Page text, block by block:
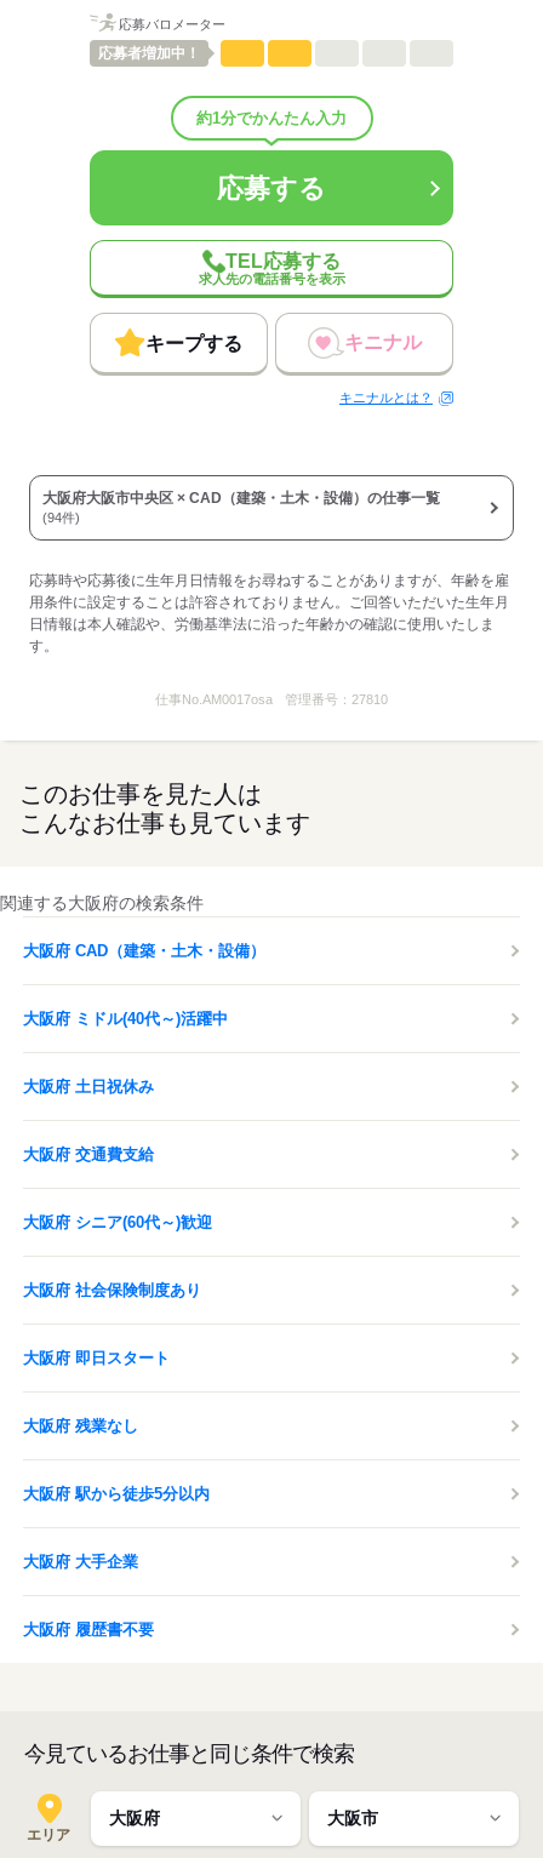
平均年齢40歳
建築・土木・不動産関連
応募する
応募バロメーター
応募者増加中！
約1分でかんたん入力
応募する
TEL応募する
求人先の電話番号を表示
キープする キニナル
キニナルとは？
大阪府大阪市中央区 × CAD（建築・土木・設備）の仕事一覧
(94件)
応募時や応募後に生年月日情報をお尋ねすることがありますが、年齢を雇
用条件に設定することは許容されておりません。ご回答いただいた生年月
日情報は本人確認や、労働基準法に沿った年齢かの確認に使用いたしま
す。
仕事No.AM0017osa 管理番号： 27810
このお仕事を見た人は
こんなお仕事も見ています
関連する大阪府の検索条件
大阪府 CAD（建築・土木・設備）
大阪府 ミドル(40代～)活躍中
大阪府 土日祝休み
大阪府 交通費支給
大阪府 シニア(60代～)歓迎
大阪府 社会保険制度あり
大阪府 即日スタート
大阪府 残業なし
大阪府 駅から徒歩5分以内
大阪府 大手企業
大阪府 履歴書不要
今見ているお仕事と同じ条件で検索
エリア